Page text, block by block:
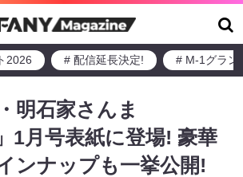
2026 # 配信延長決定! # M-1グラン
明石家さんま
1月号表紙に登場! 豪華
ンナップも一挙公開!